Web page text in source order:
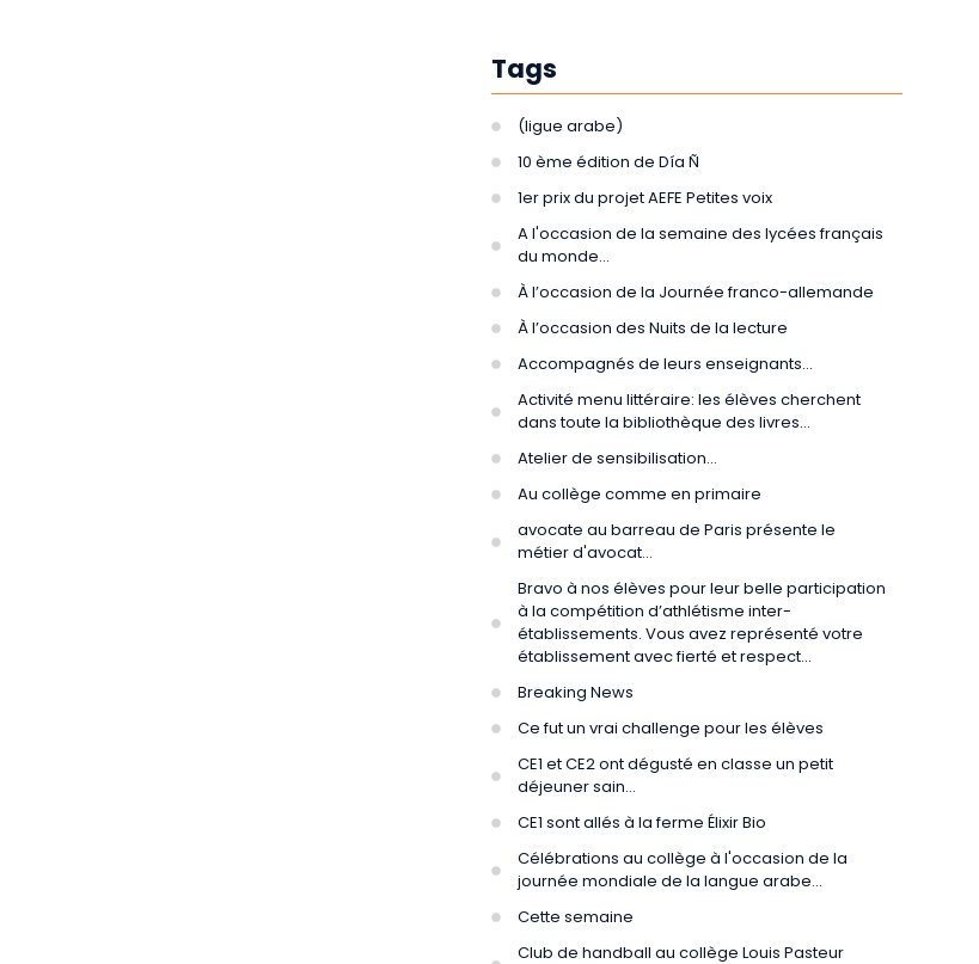
Tags
(ligue arabe)
10 ème édition de Día Ñ
1er prix du projet AEFE Petites voix
A l'occasion de la semaine des lycées français
du monde...
À l’occasion de la Journée franco-allemande
À l’occasion des Nuits de la lecture
Accompagnés de leurs enseignants...
Activité menu littéraire: les élèves cherchent
dans toute la bibliothèque des livres...
Atelier de sensibilisation...
Au collège comme en primaire
avocate au barreau de Paris présente le
métier d'avocat...
Bravo à nos élèves pour leur belle participation
à la compétition d’athlétisme inter-
établissements. Vous avez représenté votre
établissement avec fierté et respect...
Breaking News
Ce fut un vrai challenge pour les élèves
CE1 et CE2 ont dégusté en classe un petit
déjeuner sain...
CE1 sont allés à la ferme Élixir Bio
Célébrations au collège à l'occasion de la
journée mondiale de la langue arabe...
Cette semaine
Club de handball au collège Louis Pasteur